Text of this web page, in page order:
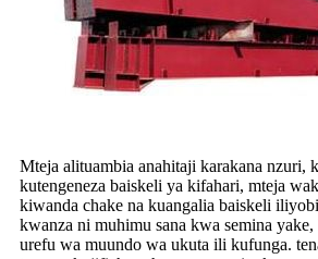
Mteja alituambia anahitaji karakana nzuri,
kutengeneza baiskeli ya kifahari, mteja
kiwanda chake na kuangalia baiskeli
kwanza ni muhimu sana kwa semina
urefu wa muundo wa ukuta ili kufunga.